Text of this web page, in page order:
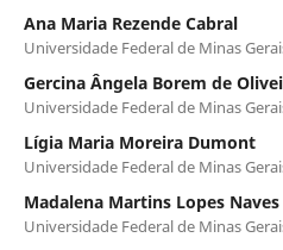
Ana Maria Rezende Cabral
Universidade Federal de Minas
Gercina Ângela Borem de
Universidade Federal de Minas
Lígia Maria Moreira Dumont
Universidade Federal de Minas
Madalena Martins Lopes Naves
Universidade Federal de Minas